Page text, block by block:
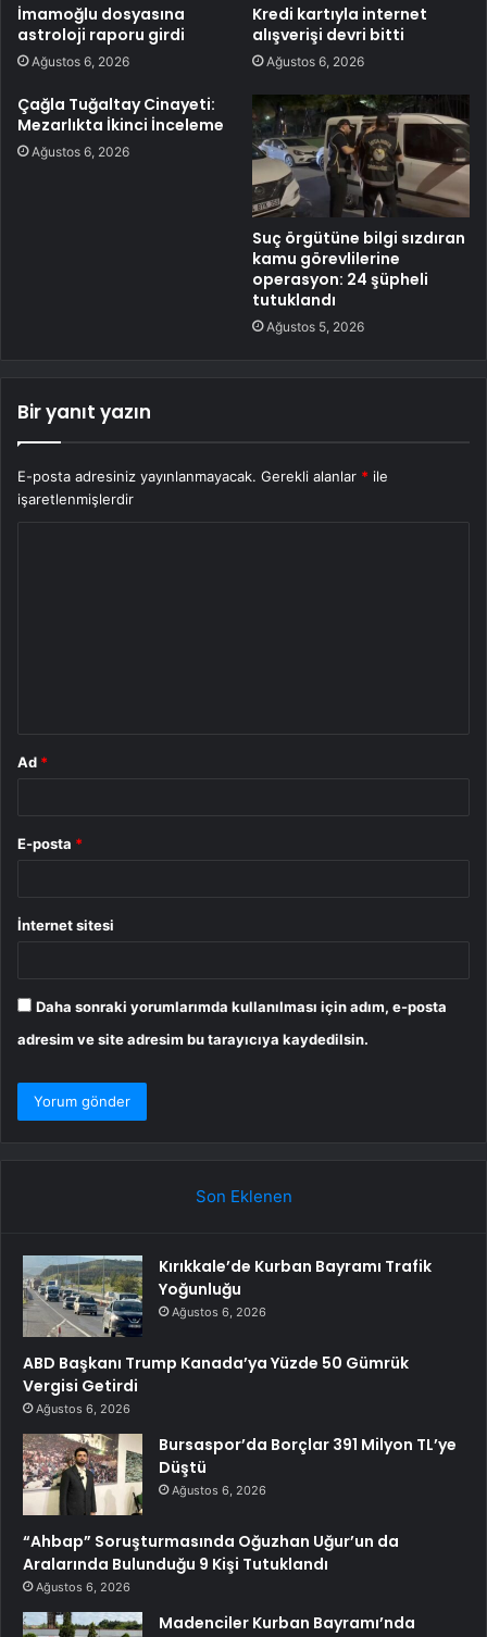
İmamoğlu dosyasına
astroloji raporu girdi
Ağustos 6, 2026
Kredi kartıyla internet
alışverişi devri bitti
Ağustos 6, 2026
Çağla Tuğaltay Cinayeti:
Mezarlıkta İkinci İnceleme
Ağustos 6, 2026
Suç örgütüne bilgi sızdıran
kamu görevlilerine
operasyon: 24 şüpheli
tutuklandı
Ağustos 5, 2026
Bir yanıt yazın
E-posta adresiniz yayınlanmayacak. Gerekli alanlar * ile
işaretlenmişlerdir
Ad *
E-posta *
İnternet sitesi
Daha sonraki yorumlarımda kullanılması için adım, e-posta
adresim ve site adresim bu tarayıcıya kaydedilsin.
Son Eklenen
Kırıkkale’de Kurban Bayramı Trafik
Yoğunluğu
Ağustos 6, 2026
ABD Başkanı Trump Kanada’ya Yüzde 50 Gümrük
Vergisi Getirdi
Ağustos 6, 2026
Bursaspor’da Borçlar 391 Milyon TL’ye
Düştü
Ağustos 6, 2026
“Ahbap” Soruşturmasında Oğuzhan Uğur’un da
Aralarında Bulunduğu 9 Kişi Tutuklandı
Ağustos 6, 2026
Madenciler Kurban Bayramı’nda